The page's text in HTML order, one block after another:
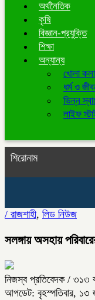
অর্থনৈতিক
কৃষি
বিজ্ঞান-প্রযুক্তি
শিক্ষা
অন্যান্য
খোলা
ধর্ম ও
ভিন্ন
লাইফ
শিরোনাম
/ রাজশাহী, লিড নিউজ
সলঙ্গায় অসহায়
নিজস্ব প্রতিবেদক / ৩১৩
আপডেট: বৃহস্পতিবার,